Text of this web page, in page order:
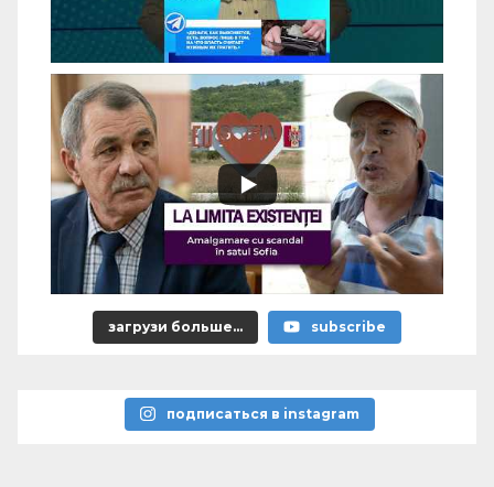
загрузи больше... subscribe
подписаться в instagram